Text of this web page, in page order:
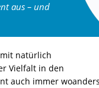
aus – und
natürlich
Vielfalt in den
auch immer